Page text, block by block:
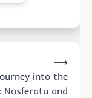
into the
Nosferatu and
⟶